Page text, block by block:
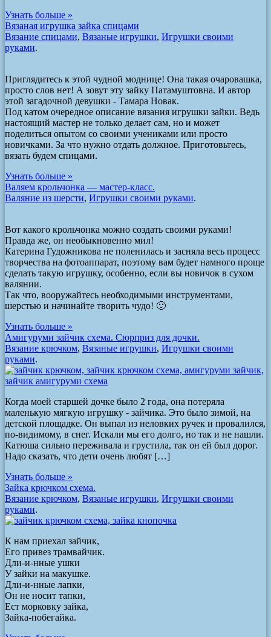
Узнать больше »
Вязаная игрушка зайка спицами
Вязание спицами, Вязаные игрушки, Игрушки своими
руками.
Приглядитесь к этой чудной моднице! Она такая очаровашка,
просто слов нет! А зовут эту зайку Патамуштовна. И автор
этой загадочной девушки - Тамара Новак.
Под катом очередное описание вязания игрушки зайки. Ведь
настоящий мастер не только делает сам, но и может
поделиться опытом со своими учениками или просто
новичками. За что нужно отдать должное. Приготовьтесь,
вязать будем спицами.
Узнать больше »
Валяем крольчонка — мастер-класс.
Валяние из шерсти, Игрушки своими руками.
Вот какого крольчонка можно создать своими руками!
Правда же, он необыкновенно мил!
Катерина Гудожникова не поленилась и засняла весь процесс
творчества на фотоаппарат, поэтому вам будет намного проще
сделать такую игрушку, особенно, если вы новичок в сухом
валянии.
Так что, вооружайтесь необходимыми инструментами,
шерстью и начинайте творить чудо! 🙂
Узнать больше »
Амигуруми зайчик схема. Сюрприз для дочки.
Вязание крючком, Вязаные игрушки, Игрушки своими
руками.
Когда моей старшей дочке было 2 года, она потеряла
маленькую мягкую игрушку - зайчика. Это было зимой, на
детской площадке. Он выпал из неловких ручек и провалился,
по-видимому, в снег. Искали мы его долго, но так и не нашли.
Катюша сильно переживала и грустила, так он ей был дорог.
Надо сказать, что дети очень любят […]
Узнать больше »
Зайка крючком схема.
Вязание крючком, Вязаные игрушки, Игрушки своими
руками.
К нам приехал зайчик,
Его привез трамвайчик.
Дли-и-нные ушки
У зайки на макушке.
Дли-и-нные лапки,
Он не носит тапки,
Ест морковку зайка,
Зайка-побегайка.